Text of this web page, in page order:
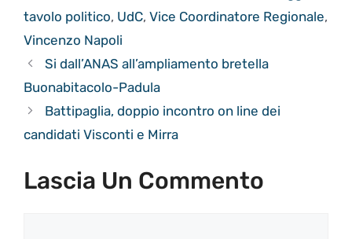
tavolo politico, UdC, Vice Coordinatore Regionale,
Vincenzo Napoli
Si dall’ANAS all’ampliamento bretella
Buonabitacolo-Padula
Battipaglia, doppio incontro on line dei
candidati Visconti e Mirra
Lascia Un Commento